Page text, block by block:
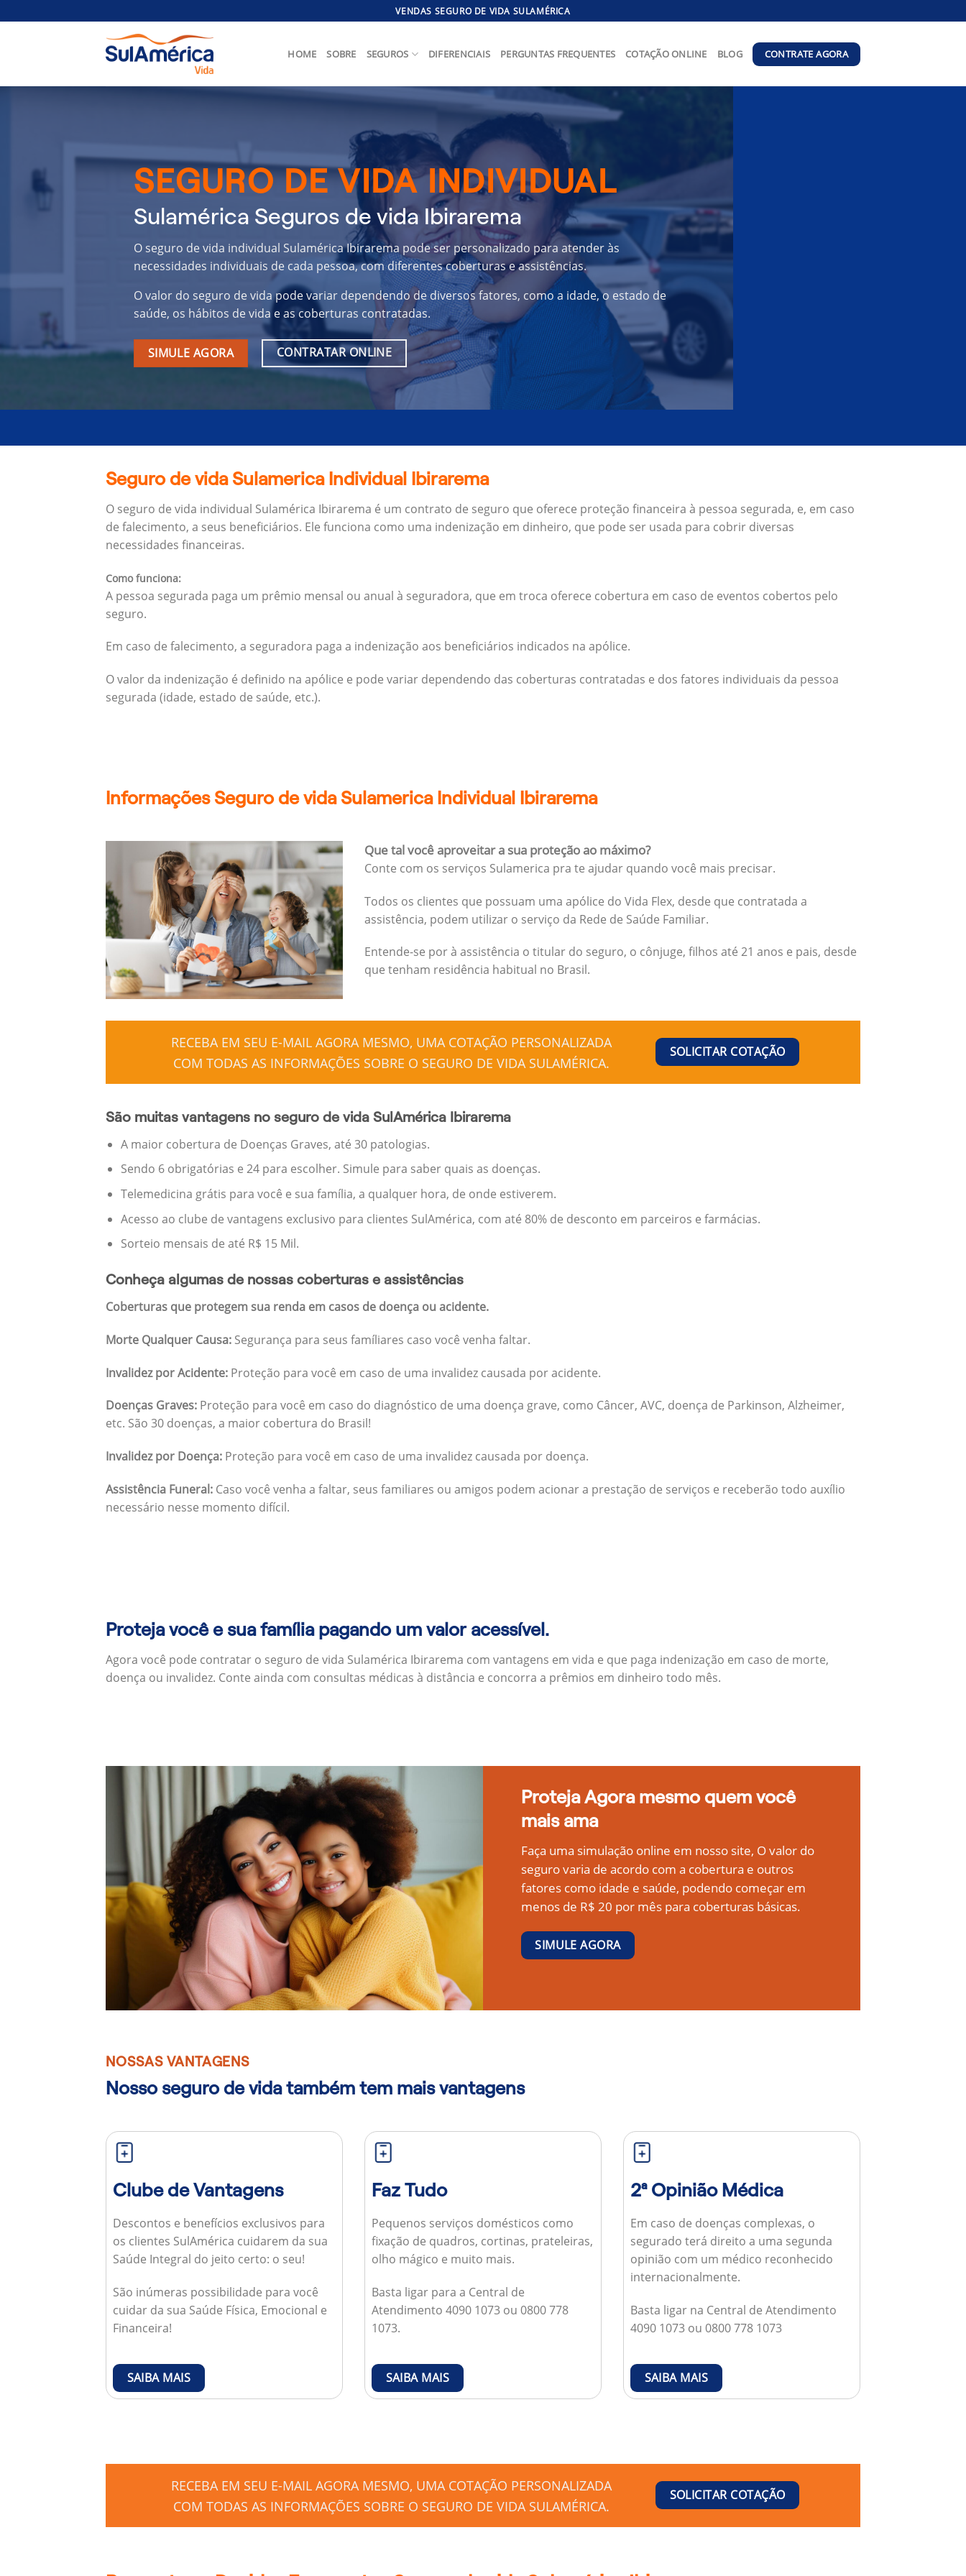
to
VENDAS SEGURO DE VIDA SULAMÉRICA
HOME SOBRE SEGUROS DIFERENCIAIS PERGUNTAS FREQUENTES COTAÇÃO ONLINE BLOG CONTRATE AGORA
SEGURO DE VIDA INDIVIDUAL
Sulamérica Seguros de vida Ibirarema
O seguro de vida individual Sulamérica Ibirarema pode ser personalizado para atender às
necessidades individuais de cada pessoa, com diferentes coberturas e assistências.
O valor do seguro de vida pode variar dependendo de diversos fatores, como a idade, o estado de
saúde, os hábitos de vida e as coberturas contratadas.
SIMULE AGORA CONTRATAR ONLINE
Seguro de vida Sulamerica Individual Ibirarema
O seguro de vida individual Sulamérica Ibirarema é um contrato de seguro que oferece proteção financeira à pessoa segurada, e, em caso
de falecimento, a seus beneficiários. Ele funciona como uma indenização em dinheiro, que pode ser usada para cobrir diversas
necessidades financeiras.
Como funciona:
A pessoa segurada paga um prêmio mensal ou anual à seguradora, que em troca oferece cobertura em caso de eventos cobertos pelo
seguro.
Em caso de falecimento, a seguradora paga a indenização aos beneficiários indicados na apólice.
O valor da indenização é definido na apólice e pode variar dependendo das coberturas contratadas e dos fatores individuais da pessoa
segurada (idade, estado de saúde, etc.).
Informações Seguro de vida Sulamerica Individual Ibirarema
Que tal você aproveitar a sua proteção ao máximo?
Conte com os serviços Sulamerica pra te ajudar quando você mais precisar.
Todos os clientes que possuam uma apólice do Vida Flex, desde que contratada a
assistência, podem utilizar o serviço da Rede de Saúde Familiar.
Entende-se por à assistência o titular do seguro, o cônjuge, filhos até 21 anos e pais, desde
que tenham residência habitual no Brasil.
RECEBA EM SEU E-MAIL AGORA MESMO, UMA COTAÇÃO PERSONALIZADA
COM TODAS AS INFORMAÇÕES SOBRE O SEGURO DE VIDA SULAMÉRICA.
SOLICITAR COTAÇÃO
São muitas vantagens no seguro de vida SulAmérica Ibirarema
A maior cobertura de Doenças Graves, até 30 patologias.
Sendo 6 obrigatórias e 24 para escolher. Simule para saber quais as doenças.
Telemedicina grátis para você e sua família, a qualquer hora, de onde estiverem.
Acesso ao clube de vantagens exclusivo para clientes SulAmérica, com até 80% de desconto em parceiros e farmácias.
Sorteio mensais de até R$ 15 Mil.
Conheça algumas de nossas coberturas e assistências
Coberturas que protegem sua renda em casos de doença ou acidente.
Morte Qualquer Causa: Segurança para seus famíliares caso você venha faltar.
Invalidez por Acidente: Proteção para você em caso de uma invalidez causada por acidente.
Doenças Graves: Proteção para você em caso do diagnóstico de uma doença grave, como Câncer, AVC, doença de Parkinson, Alzheimer,
etc. São 30 doenças, a maior cobertura do Brasil!
Invalidez por Doença: Proteção para você em caso de uma invalidez causada por doença.
Assistência Funeral: Caso você venha a faltar, seus familiares ou amigos podem acionar a prestação de serviços e receberão todo auxílio
necessário nesse momento difícil.
Proteja você e sua família pagando um valor acessível.
Agora você pode contratar o seguro de vida Sulamérica Ibirarema com vantagens em vida e que paga indenização em caso de morte,
doença ou invalidez. Conte ainda com consultas médicas à distância e concorra a prêmios em dinheiro todo mês.
Proteja Agora mesmo quem você
mais ama
Faça uma simulação online em nosso site, O valor do
seguro varia de acordo com a cobertura e outros
fatores como idade e saúde, podendo começar em
menos de R$ 20 por mês para coberturas básicas.
SIMULE AGORA
NOSSAS VANTAGENS
Nosso seguro de vida também tem mais vantagens
Clube de Vantagens
Descontos e benefícios exclusivos para
os clientes SulAmérica cuidarem da sua
Saúde Integral do jeito certo: o seu!
São inúmeras possibilidade para você
cuidar da sua Saúde Física, Emocional e
Financeira!
SAIBA MAIS
Faz Tudo
Pequenos serviços domésticos como
fixação de quadros, cortinas, prateleiras,
olho mágico e muito mais.
Basta ligar para a Central de
Atendimento 4090 1073 ou 0800 778
1073.
SAIBA MAIS
2ª Opinião Médica
Em caso de doenças complexas, o
segurado terá direito a uma segunda
opinião com um médico reconhecido
internacionalmente.
Basta ligar na Central de Atendimento
4090 1073 ou 0800 778 1073
SAIBA MAIS
RECEBA EM SEU E-MAIL AGORA MESMO, UMA COTAÇÃO PERSONALIZADA
COM TODAS AS INFORMAÇÕES SOBRE O SEGURO DE VIDA SULAMÉRICA.
SOLICITAR COTAÇÃO